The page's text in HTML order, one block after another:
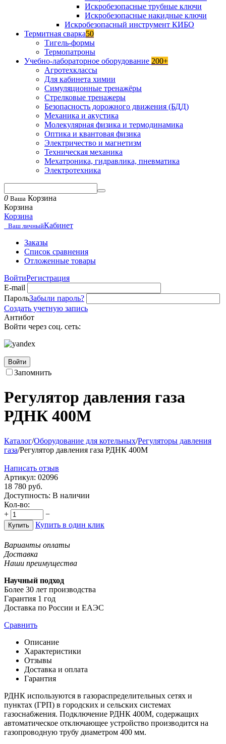
Искробезопасные трубные ключи
Искробезопасные накидные ключи
Искробезопасный инструмент КИБО
Термитная сварка50
Тигель-формы
Термопатроны
Учебно-лабораторное оборудование 200+
Агротехклассы
Для кабинета химии
Симуляционные тренажёры
Стрелковые тренажеры
Безопасность дорожного движения (БДД)
Механика и акустика
Молекулярная физика и термодинамика
Оптика и квантовая физика
Электричество и магнетизм
Техническая механика
Мехатроника, гидравлика, пневматика
Электротехника
0 Ваша Корзина
Корзина
Корзина
Ваш личныйКабинет
Заказы
Список сравнения
Отложенные товары
ВойтиРегистрация
E-mail
ПарольЗабыли пароль?
Создать учетную запись
Антибот
Войти через соц. сеть:
Войти
Запомнить
Регулятор давления газа
РДНК 400М
Каталог/Оборудование для котельных/Регуляторы давления
газа/Регулятор давления газа РДНК 400М
Написать отзыв
Артикул: 02096
18 780 руб.
Доступность: В наличии
Кол-во:
+
−
Купить Купить в один клик
Варианты оплаты
Доставка
Наши преимущества
Научный подход
Более 30 лет производства
Гарантия 1 год
Доставка по России и ЕАЭС
Сравнить
Описание
Характеристики
Отзывы
Доставка и оплата
Гарантия
РДНК используются в газораспределительных сетях и
пунктах (ГРП) в городских и сельских системах
газоснабжения. Подключение РДНК 400М, содержащих
автоматическое отключающее устройство производится на
газопроводную трубу диаметром 400 мм.